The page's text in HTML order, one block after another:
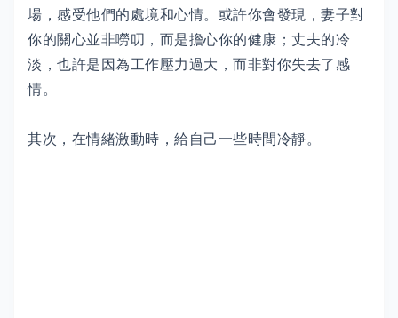
場，感受他們的處境和心情。或許你會發現，妻子對
你的關心並非嘮叨，而是擔心你的健康；丈夫的冷
淡，也許是因為工作壓力過大，而非對你失去了感
情。
其次，在情緒激動時，給自己一些時間冷靜。